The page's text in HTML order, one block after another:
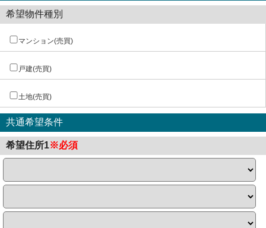
希望物件種別
マンション(売買)
戸建(売買)
土地(売買)
共通希望条件
希望住所1※必須